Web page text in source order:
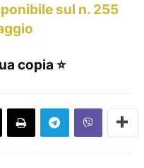
sul n. 255
copia ⭐